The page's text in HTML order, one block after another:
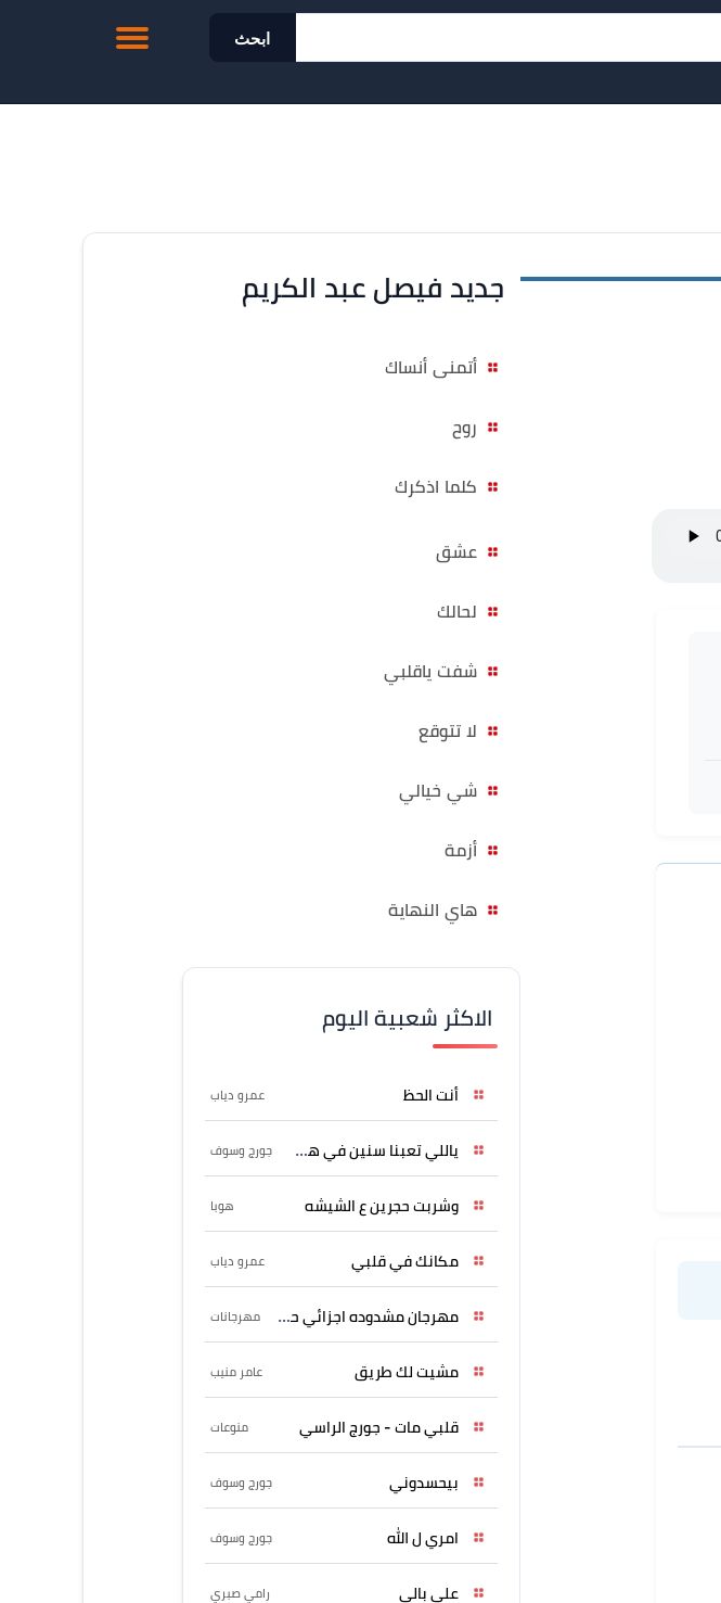
ابحث
جديد فيصل عبد الكريم
أتمنى أنساك
روح
كلما اذكرك
عشق
لحالك
شفت ياقلبي
لا تتوقع
شي خيالي
أزمة
هاي النهاية
الاكثر شعبية اليوم
أنت الحظ عمرو دياب
ياللي تعبنا سنين في هواه جورج وسوف
وشربت حجرين ع الشيشه هوبا
مكانك في قلبي عمرو دياب
مهرجان مشدوده اجزائي حربونى مهرجانات
مشيت لك طريق عامر منيب
قلبي مات - جورج الراسي منوعات
بيحسدوني جورج وسوف
امري ل الله جورج وسوف
علي بالي رامي صبري